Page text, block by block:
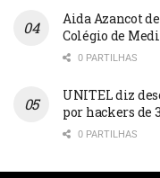
Aida Azancot
Colégio de
0 PARTILHAS
UNITEL diz
por hackers de
0 PARTILHAS